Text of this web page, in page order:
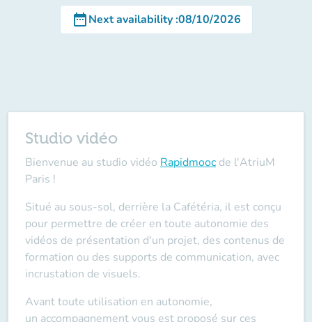
date_rangeNext availability:08/10/2026
Studio vidéo
Bienvenue au studio vidéo Rapidmooc de l'AtriuM
Paris !
Situé au sous-sol, derrière la Cafétéria, il est conçu
pour permettre de créer en toute autonomie des
vidéos de présentation d'un projet, des contenus de
formation ou des supports de communication, avec
incrustation de visuels.
Avant toute utilisation en autonomie,
un accompagnement vous est proposé sur ces